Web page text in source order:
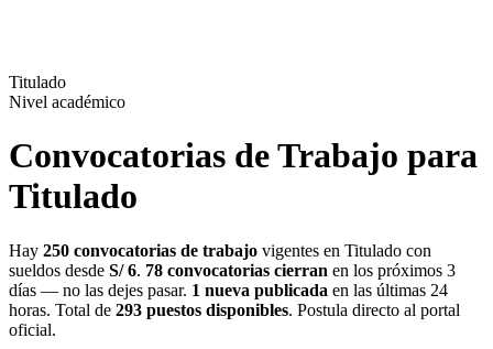
Titulado
Nivel académico
Convocatorias de Trabajo para
Titulado
Hay 250 convocatorias de trabajo vigentes en Titulado con
sueldos desde S/ 6. 78 convocatorias cierran en los próximos 3
días — no las dejes pasar. 1 nueva publicada en las últimas 24
horas. Total de 293 puestos disponibles. Postula directo al portal
oficial.